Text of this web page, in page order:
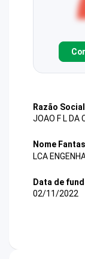
Razão Social
JOAO F L DA
Nome
LCA
Data de
02/11/2022